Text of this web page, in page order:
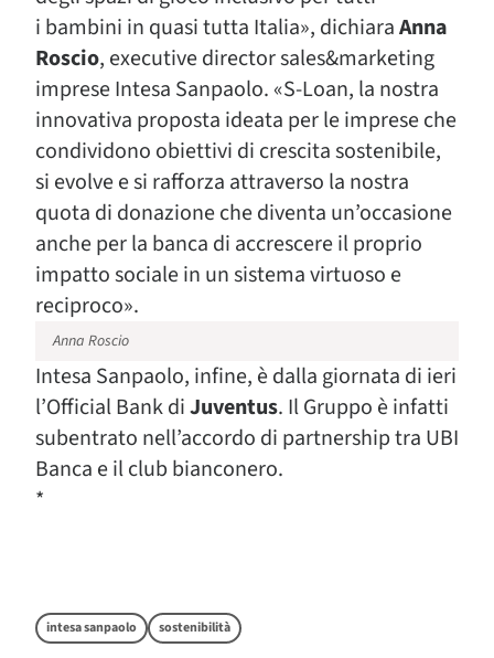
i bambini in quasi tutta Italia», dichiaraAnna
Roscio, executive director sales&marketing
imprese Intesa Sanpaolo. «S-Loan, la nostra
innovativa proposta ideata per le imprese che
condividono obiettivi di crescita sostenibile,
si evolve e si rafforza attraverso la nostra
quota di donazione che diventa un’occasione
anche per la banca di accrescere il proprio
impatto sociale in un sistema virtuoso e
reciproco».
Anna Roscio
Intesa Sanpaolo, infine, è dalla giornata di ieri
l’Official Bank diJuventus. Il Gruppo è infatti
subentrato nell’accordo di partnership tra UBI
Banca e il club bianconero.
*
intesa sanpaolo sostenibilità